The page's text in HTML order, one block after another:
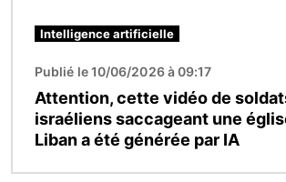
Intelligence artificielle
Publié le 10/06/2026 à 09:17
Attention, cette vidéo de
israéliens saccageant une
Liban a été générée par IA